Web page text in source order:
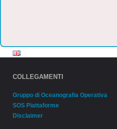
COLLEGAMENTI
Gruppo di Oceanografia Operativa
SOS Piattaforme
Disclaimer